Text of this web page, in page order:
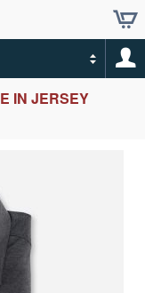
IN JERSEY